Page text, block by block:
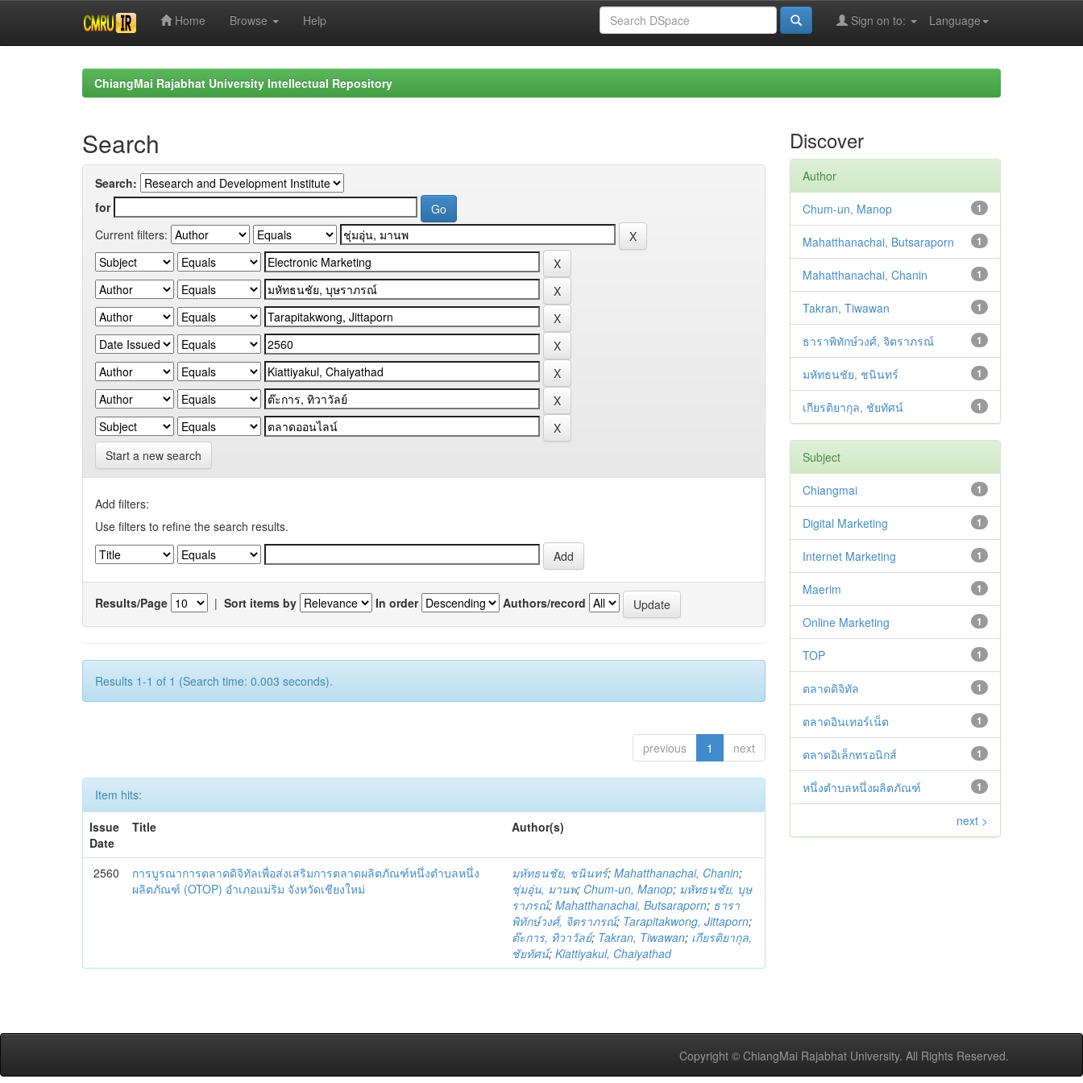
Home Browse Help Language
Sign on to:
ChiangMai Rajabhat University Intellectual Repository
Search
Search:
for
Current filters:
Start a new search
Add filters:
Use filters to refine the search results.
Results/Page | Sort items by In order Authors/record
Results 1-1 of 1 (Search time: 0.003 seconds).
previous 1 next
Item hits:
Issue
Date
Title Author(s)
2560
การบูรณาการตลาดดิจิทัลเพื่อส่งเสริมการตลาดผลิตภัณฑ์หนึ่งตำบลหนึ่ง
ผลิตภัณฑ์ (OTOP) อำเภอแม่ริม จังหวัดเชียงใหม่
มหัทธนชัย, ชนินทร์;Mahatthanachai, Chanin;
ชุ่มอุ่น, มานพ; Chum-un, Manop; มหัทธนชัย, บุษ
ราภรณ์;Mahatthanachai, Butsaraporn; ธารา
พิทักษ์วงศ์, จิตราภรณ์; Tarapitakwong, Jittaporn;
ต๊ะการ, ทิวาวัลย์; Takran, Tiwawan; เกียรติยากุล,
ชัยทัศน์;Kiattiyakul, Chaiyathad
Discover
Author
1
Chum-un, Manop
1
Mahatthanachai, Butsaraporn
1
Mahatthanachai, Chanin
1
Takran, Tiwawan
1
ธาราพิทักษ์วงศ์, จิตราภรณ์
1
มหัทธนชัย, ชนินทร์
1
เกียรติยากุล, ชัยทัศน์
Subject
1
Chiangmai
1
Digital Marketing
1
Internet Marketing
1
Maerim
1
Online Marketing
1
TOP
1
ตลาดดิจิทัล
1
ตลาดอินเทอร์เน็ต
1
ตลาดอิเล็กทรอนิกส์
1
หนึ่งตำบลหนึ่งผลิตภัณฑ์
next >
Copyright © ChiangMai Rajabhat University. All Rights Reserved.